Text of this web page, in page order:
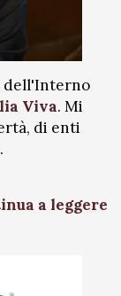
dell'Interno
Viva. Mi
di enti
a leggere